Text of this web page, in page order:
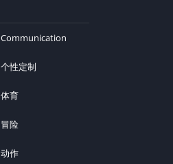
Communication
个性定制
体育
冒险
动作